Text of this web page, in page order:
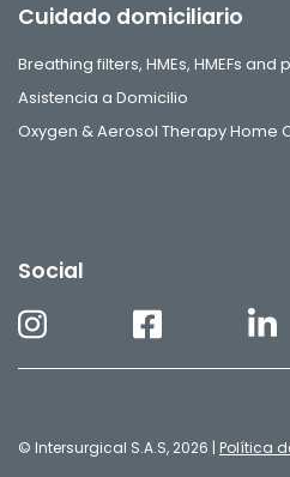
Cuidado domiciliario
Breathing filters, HMEs, HMEFs
Asistencia a Domicilio
Oxygen & Aerosol Therapy Home
Social
© Intersurgical S.A.S, 2026 | Política